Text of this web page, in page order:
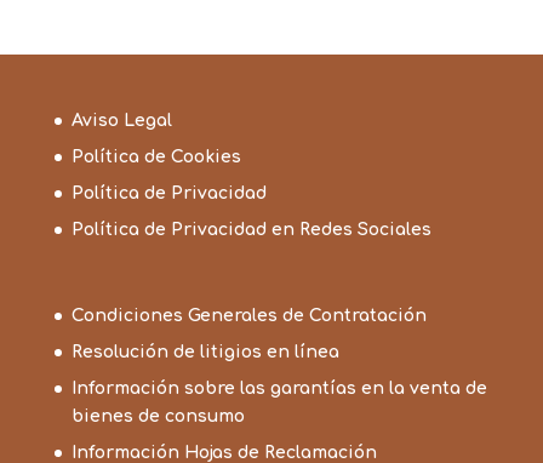
desde
Aviso Legal
Política de Cookies
Política de Privacidad
Política de Privacidad en Redes Sociales
Condiciones Generales de Contratación
Resolución de litigios en línea
Información sobre las garantías en la venta de
bienes de consumo
Información Hojas de Reclamación